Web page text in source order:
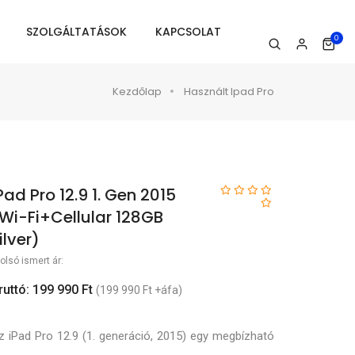
SZOLGÁLTATÁSOK KAPCSOLAT 0
Kezdőlap Használt Ipad Pro
Pro 12.9 1. Gen 2015
Fi+Cellular 128GB
ismert ár:
199 990 Ft (199 990 Ft +áfa)
iPad Pro 12.9 (1. generáció, 2015) egy megbízható